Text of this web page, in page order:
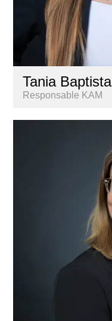
Tania Baptista
Responsable KAM